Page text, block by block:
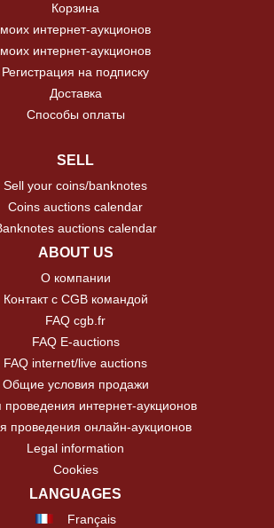
Корзина
моих интернет-аукционов
моих интернет-аукционов
Регистрация на подписку
Доставка
Способы оплаты
SELL
Sell your coins/banknotes
Coins auctions calendar
auctions calendar
ABOUT US
О компании
Контакт с CGB командой
FAQ cgb.fr
FAQ E-auctions
FAQ internet/live auctions
Общие условия продажи
проведения интернет-аукционов
проведения онлайн-аукционов
Legal information
Cookies
LANGUAGES
Français